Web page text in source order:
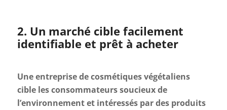
2. Un marché cible facilement
identifiable et prêt à acheter
Une entreprise de cosmétiques végétaliens
cible les consommateurs soucieux de
l’environnement et intéressés par des produits